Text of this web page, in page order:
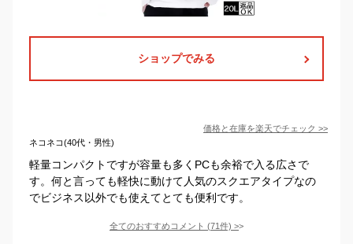
ショップでみる
価格と在庫を楽天でチェック >>
ネコネコ(40代・男性)
軽量コンパクトですが容量も多くPCも余裕で入る広さで
す。何と言っても軽快に動けて人気のスクエアタイプなの
でビジネス以外でも使えてとても便利です。
全てのおすすめコメント (71件) >